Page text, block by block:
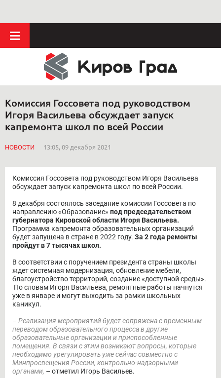
Комиссия Госсовета под руководством
Игоря Васильева обсуждает запуск
капремонта школ по всей России
НОВОСТИ 13:05, 09 декабря 2021
Комиссия Госсовета под руководством Игоря Васильева
обсуждает запуск капремонта школ по всей России.
8 декабря состоялось заседание комиссии Госсовета по
направлению «Образование» под председательством
губернатора Кировской области Игоря Васильева.
Программа капремонта образовательных организаций
будет запущена в стране в 2022 году. За 2 года ремонты
пройдут в 7 тысячах школ.
В соответствии с поручением президента страны школы
ждет системная модернизация, обновление мебели,
благоустройство территорий, создание «доступной среды».
По словам Игоря Васильева, ремонтные работы начнутся
уже в январе и могут выходить за рамки школьных
каникул.
– Реализация мероприятий будет сопряжена с временным
переводом образовательного процесса в другие
образовательные организации и приспособленные
помещения. В связи с этим возникают вопросы, которые
необходимо урегулировать уже сейчас совместно с
Минпросвещения России, контрольно-надзорными
органами, – отметил Игорь Васильев.